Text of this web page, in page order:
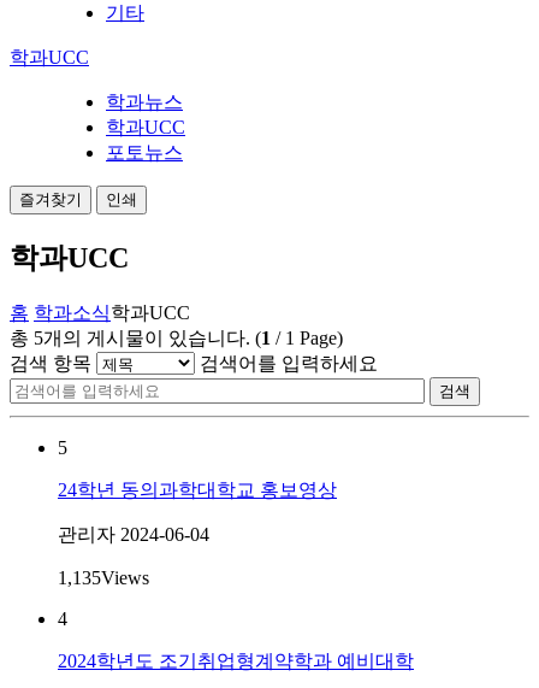
기타
학과UCC
학과뉴스
학과UCC
포토뉴스
즐겨찾기 인쇄
학과UCC
홈 학과소식학과UCC
총 5개의 게시물이 있습니다. (1 / 1 Page)
검색 항목
검색어를 입력하세요
검색
5
24학년 동의과학대학교 홍보영상
관리자 2024-06-04
1,135Views
4
2024학년도 조기취업형계약학과 예비대학